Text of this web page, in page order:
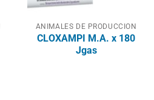
ANIMALES DE PRODUCCION
CLOXAMPI M.A. x 180
Jgas